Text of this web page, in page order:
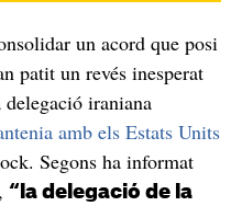
un acord que posi
patit un revés inesperat
delegació iraniana
amb els Estats Units
Segons ha informat
“la delegació de la